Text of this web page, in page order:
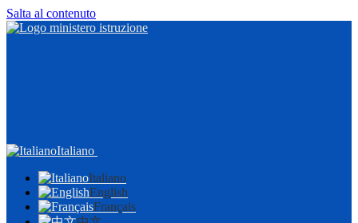
Salta al contenuto
Italiano
Italiano
English
Français